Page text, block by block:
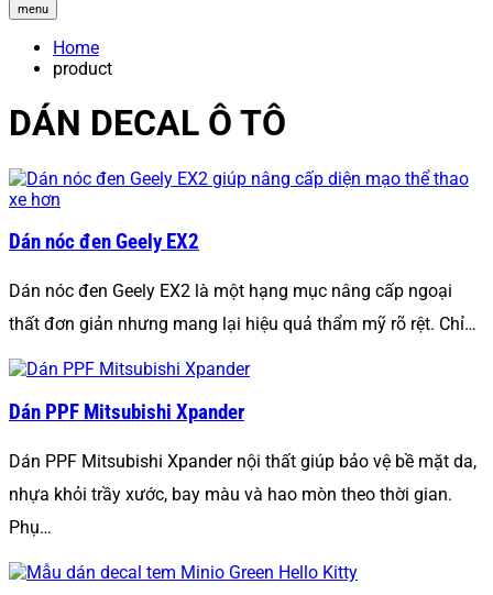
menu
Home
product
DÁN DECAL Ô TÔ
Dán nóc đen Geely EX2
Dán nóc đen Geely EX2 là một hạng mục nâng cấp ngoại
thất đơn giản nhưng mang lại hiệu quả thẩm mỹ rõ rệt. Chỉ…
Dán PPF Mitsubishi Xpander
Dán PPF Mitsubishi Xpander nội thất giúp bảo vệ bề mặt da,
nhựa khỏi trầy xước, bay màu và hao mòn theo thời gian.
Phụ…